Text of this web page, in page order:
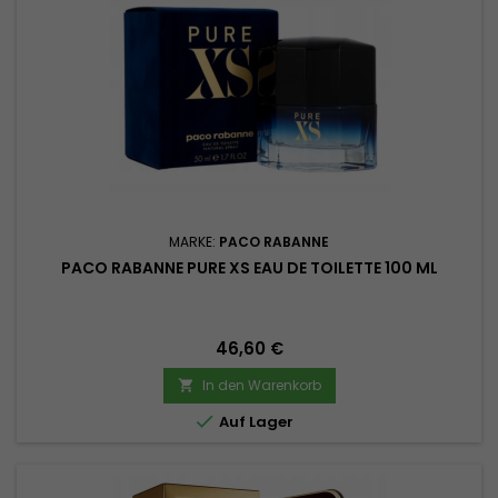
MARKE: PACO RABANNE
PACO RABANNE PURE XS EAU DE TOILETTE 100 ML
Preis
46,60 €
 In den Warenkorb
 Auf Lager